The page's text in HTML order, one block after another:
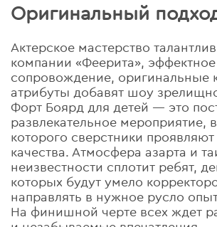
Оригинальный
Актерское мастерство
компании «Феерита»,
сопровождение, оригинальные
атрибуты добавят шоу
Форт Боярд для детей — это
развлекательное мероприятие,
которого сверстники
качества. Атмосфера азарта и
неизвестности сплотит ребят,
которых будут умело
направлять в нужное русло
На финишной черте всех ждет